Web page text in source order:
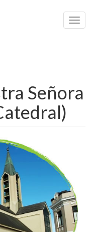
Señora